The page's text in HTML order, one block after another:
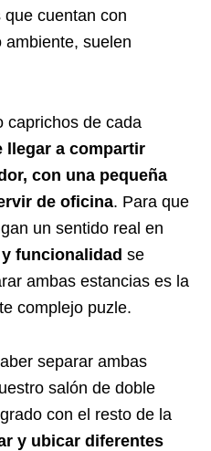
cuentan con
suelen
caprichos de cada
llegar a compartir
con una pequeña
de oficina. Para que
un sentido real en
funcionalidad se
ambas estancias es la
complejo puzle.
separar ambas
salón de doble
con el resto de la
y ubicar diferentes